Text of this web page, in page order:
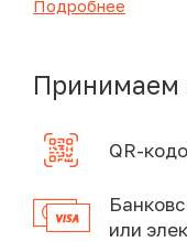
Подробнее
Принимаем
QR-
или